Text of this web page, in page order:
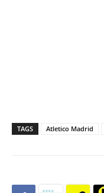
TAGS Atletico Madrid